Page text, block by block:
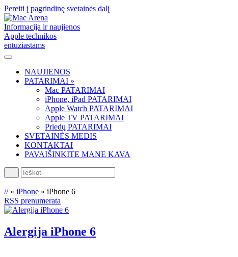
Pereiti į pagrindinę svetainės dalį
Informacija ir naujienos
Apple technikos
entuziastams
NAUJIENOS
PATARIMAI »
Mac PATARIMAI
iPhone, iPad PATARIMAI
Apple Watch PATARIMAI
Apple TV PATARIMAI
Priedų PATARIMAI
SVETAINĖS MEDIS
KONTAKTAI
PAVAIŠINKITE MANE KAVA
Ieškoti
//» iPhone » iPhone 6
RSS prenumerata
Alergija iPhone 6